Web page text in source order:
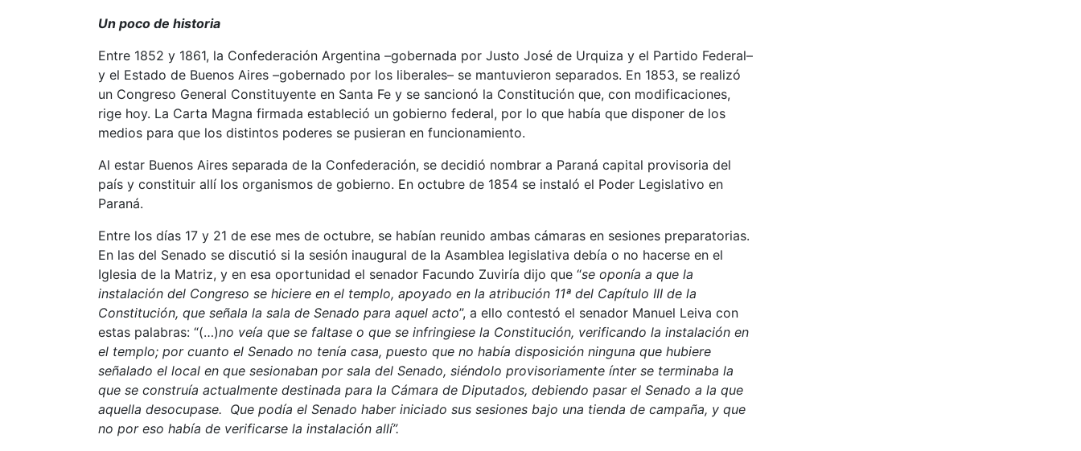
Un poco de historia
Entre 1852 y 1861, la Confederación Argentina –gobernada por Justo José de Urquiza y el Partido Federal–
y el Estado de Buenos Aires –gobernado por los liberales– se mantuvieron separados. En 1853, se realizó
un Congreso General Constituyente en Santa Fe y se sancionó la Constitución que, con modificaciones,
rige hoy. La Carta Magna firmada estableció un gobierno federal, por lo que había que disponer de los
medios para que los distintos poderes se pusieran en funcionamiento.
Al estar Buenos Aires separada de la Confederación, se decidió nombrar a Paraná capital provisoria del
país y constituir allí los organismos de gobierno. En octubre de 1854 se instaló el Poder Legislativo en
Paraná.
Entre los días 17 y 21 de ese mes de octubre, se habían reunido ambas cámaras en sesiones preparatorias.
En las del Senado se discutió si la sesión inaugural de la Asamblea legislativa debía o no hacerse en el
Iglesia de la Matriz, y en esa oportunidad el senador Facundo Zuviría dijo que “se oponía a que la
instalación del Congreso se hiciere en el templo, apoyado en la atribución 11ª del Capítulo III de la
Constitución, que señala la sala de Senado para aquel acto”, a ello contestó el senador Manuel Leiva con
estas palabras: “(…)no veía que se faltase o que se infringiese la Constitución, verificando la instalación en
el templo; por cuanto el Senado no tenía casa, puesto que no había disposición ninguna que hubiere
señalado el local en que sesionaban por sala del Senado, siéndolo provisoriamente ínter se terminaba la
que se construía actualmente destinada para la Cámara de Diputados, debiendo pasar el Senado a la que
aquella desocupase. Que podía el Senado haber iniciado sus sesiones bajo una tienda de campaña, y que
no por eso había de verificarse la instalación allí”.